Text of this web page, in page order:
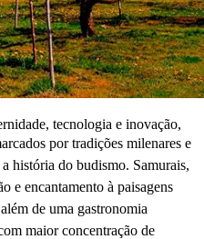
tecnologia e inovação,
por tradições milenares e
história do budismo. Samurais,
e encantamento à paisagens
de uma gastronomia
maior concentração de